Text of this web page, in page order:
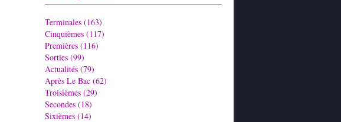
Terminales (163)
Cinquièmes (117)
Premières (116)
Sorties (99)
Actualités (79)
Après Le Bac (62)
Troisièmes (29)
Secondes (18)
Sixièmes (14)